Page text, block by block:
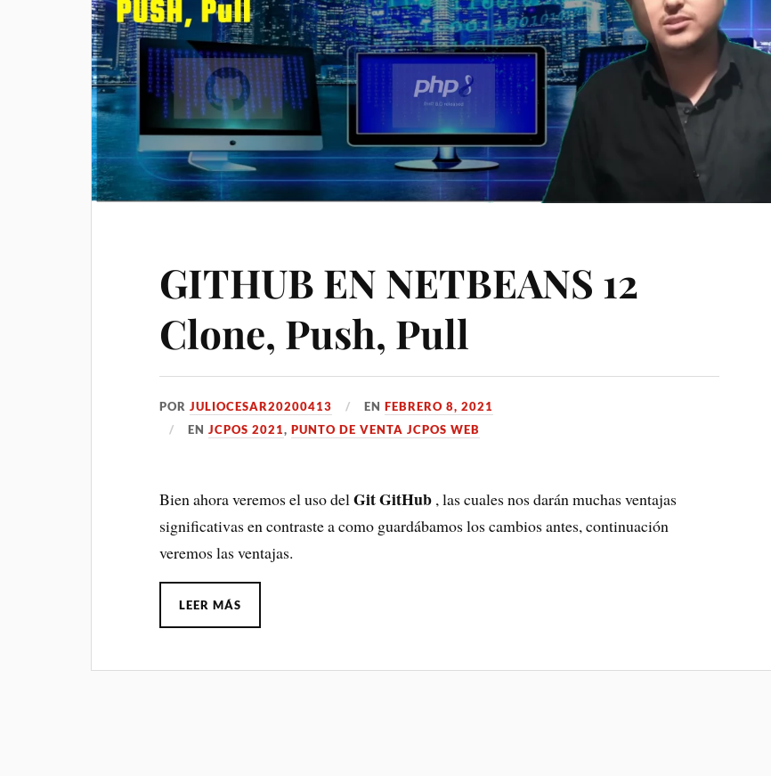
GITHUB EN NETBEANS 12
Clone, Push, Pull
PORJULIOCESAR20200413 ENFEBRERO 8, 2021
ENJCPOS 2021,PUNTO DE VENTA JCPOS WEB
Bien ahora veremos el uso delGitGitHub , las cuales nos darán muchas ventajas
significativas en contraste a como guardábamos los cambios antes, continuación
veremos las ventajas.
LEER MÁS